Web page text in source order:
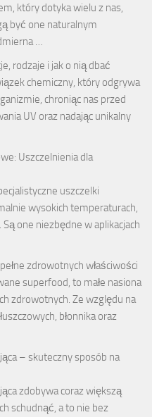
który dotyka wielu z nas,
być one naturalnym
…
rodzaje i jak o nią dbać
chemiczny, który odgrywa
chroniąc nas przed
UV oraz nadając unikalny
Uszczelnienia dla
uszczelki
wysokich temperaturach,
one niezbędne w aplikacjach
zdrowotnych właściwości
superfood, to małe nasiona
zdrowotnych. Ze względu na
błonnika oraz
– skuteczny sposób na
zdobywa coraz większą
schudnąć, a to nie bez